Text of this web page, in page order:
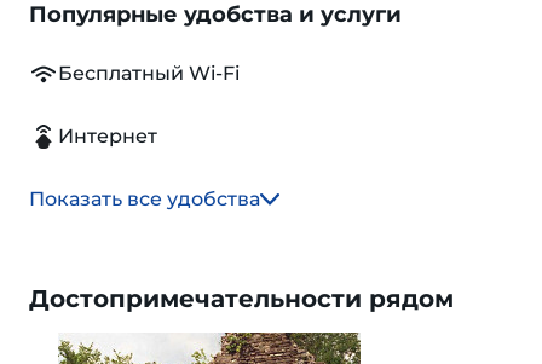
Популярные удобства и услуги
Бесплатный Wi-Fi
Интернет
Показать все удобства
Достопримечательности рядом